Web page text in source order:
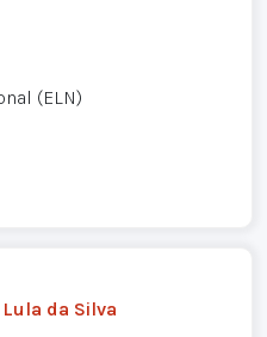
(ELN)
da Silva